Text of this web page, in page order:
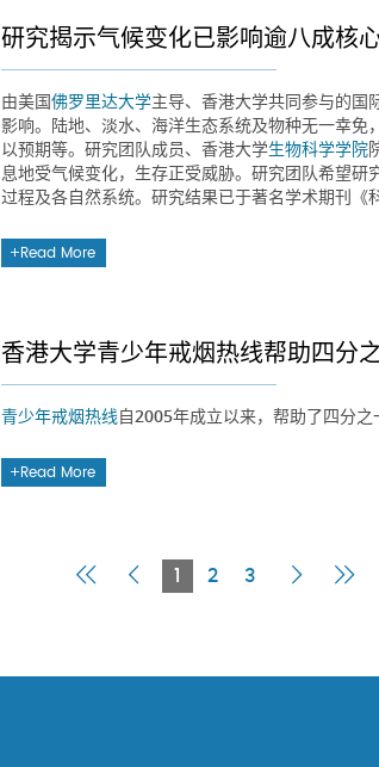
研究揭示气候变化已影响逾八成核
由美国佛罗里达大学主导、香港大学共同参与的国
影响。陆地、淡水、海洋生态系统及物种无一幸
以预期等。研究团队成员、香港大学生物科学学院
息地受气候变化，生存正受威胁。研究团队希望
过程及各自然系统。研究结果已于著名学术期刊《
Read More
香港大学青少年戒烟热线帮助四分
青少年戒烟热线自2005年成立以来，帮助了四分之
Read More
FirstPrevious
1
Current
2 3
Next